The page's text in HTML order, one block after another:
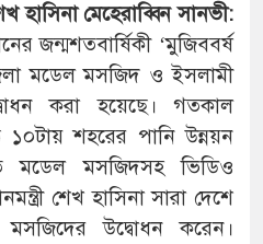
হাসিনা মেহেরাব্বিন সানভী:
জন্মশতবার্ষিকী ‘মুজিববর্ষ
মডেল মসজিদ ও ইসলামী
করা হয়েছে। গতকাল
শহরের পানি উন্নয়ন
মডেল মসজিদসহ ভিডিও
শেখ হাসিনা সারা দেশে
উদ্বোধন করেন।